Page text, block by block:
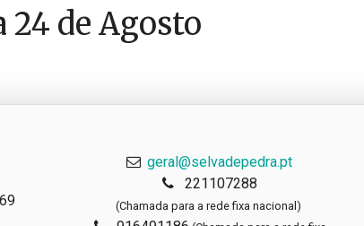
24 de Agosto
geral@selvadepedra.pt
221107288
(Chamada para a rede fixa nacional)